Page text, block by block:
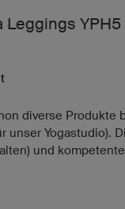
Leggings
diverse
unser Yogastudio).
und